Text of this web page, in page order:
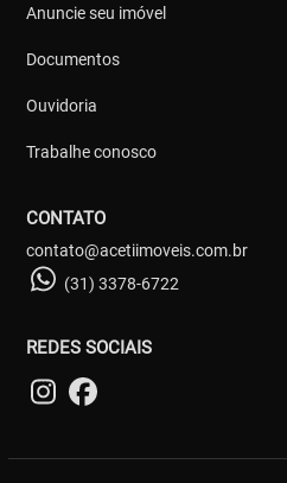
Anuncie seu imóvel
Documentos
Ouvidoria
Trabalhe conosco
CONTATO
contato@acetiimoveis.com.br
(31) 3378-6722
REDES SOCIAIS